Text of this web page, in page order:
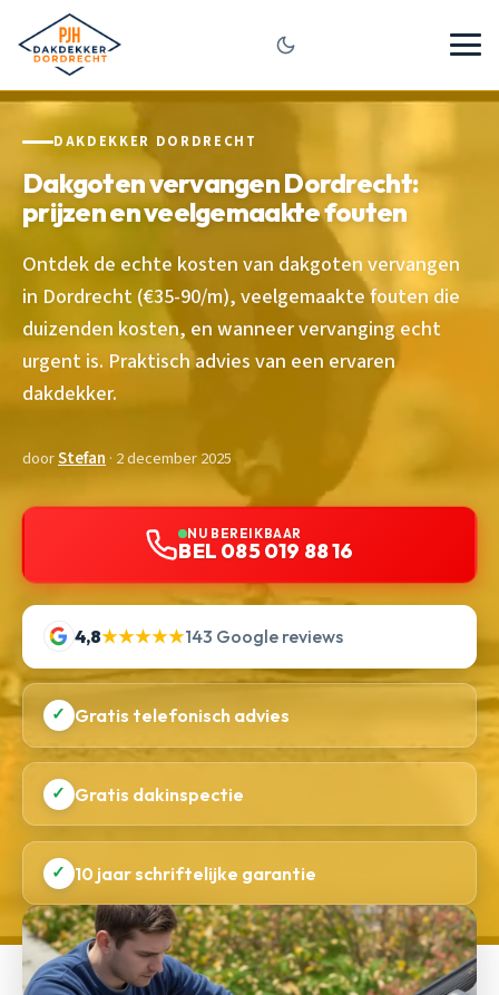
DAKDEKKER DORDRECHT
Dakgoten vervangen Dordrecht:
prijzen en veelgemaakte fouten
Ontdek de echte kosten van dakgoten vervangen
in Dordrecht (€35-90/m), veelgemaakte fouten die
duizenden kosten, en wanneer vervanging echt
urgent is. Praktisch advies van een ervaren
dakdekker.
doorStefan · 2 december 2025
NU BEREIKBAAR
BEL 085 019 88 16
4,8★★★★★143 Google reviews
✓ Gratis telefonisch advies
✓ Gratis dakinspectie
✓ 10 jaar schriftelijke garantie